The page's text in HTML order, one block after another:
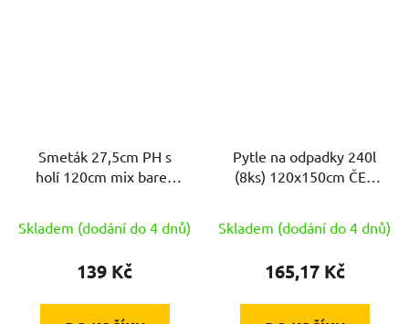
Smeták 27,5cm PH s
holí 120cm mix barev
Skladem (dodání do 4 dnů)
139 Kč
Pytle na odpadky 240l
(8ks) 120x150cm ČER
Skladem (dodání do 4 dnů)
165,17 Kč